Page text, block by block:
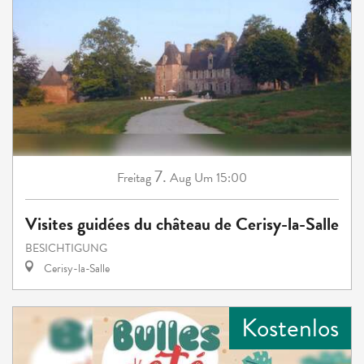
Freitag7. Aug Um 15:00
Visites guidées du château de Cerisy-la-Salle
BESICHTIGUNG
Cerisy-la-Salle
Kostenlos